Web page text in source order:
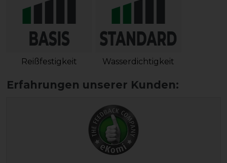
Reißfestigkeit Wasserdichtigkeit